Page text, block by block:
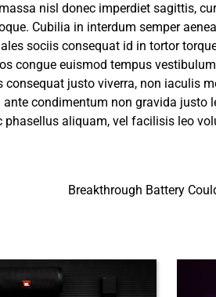
nisl donec imperdiet sagittis,
Cubilia in interdum semper
sociis consequat id in tortor
congue euismod tempus
justo viverra, non iaculis
condimentum non gravida justo
aliquam, vel facilisis leo
Breakthrough Battery